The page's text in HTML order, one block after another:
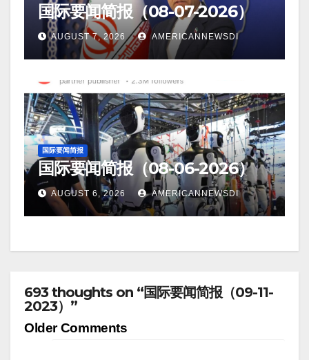
国际要闻简报（08-07-2026）
AUGUST 7, 2026 AMERICANNEWSDI
国际要闻简报
国际要闻简报（08-06-2026）
AUGUST 6, 2026 AMERICANNEWSDI
693 thoughts on “国际要闻简报（09-11-
2023）”
Comment
Older Comments